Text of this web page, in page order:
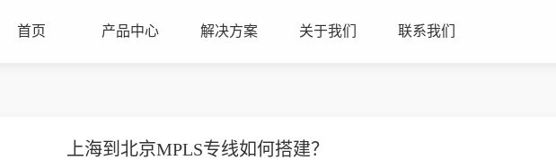
首页 产品中心 解决方案 关于我们 联系我们
上海到北京MPLS专线如何搭建？